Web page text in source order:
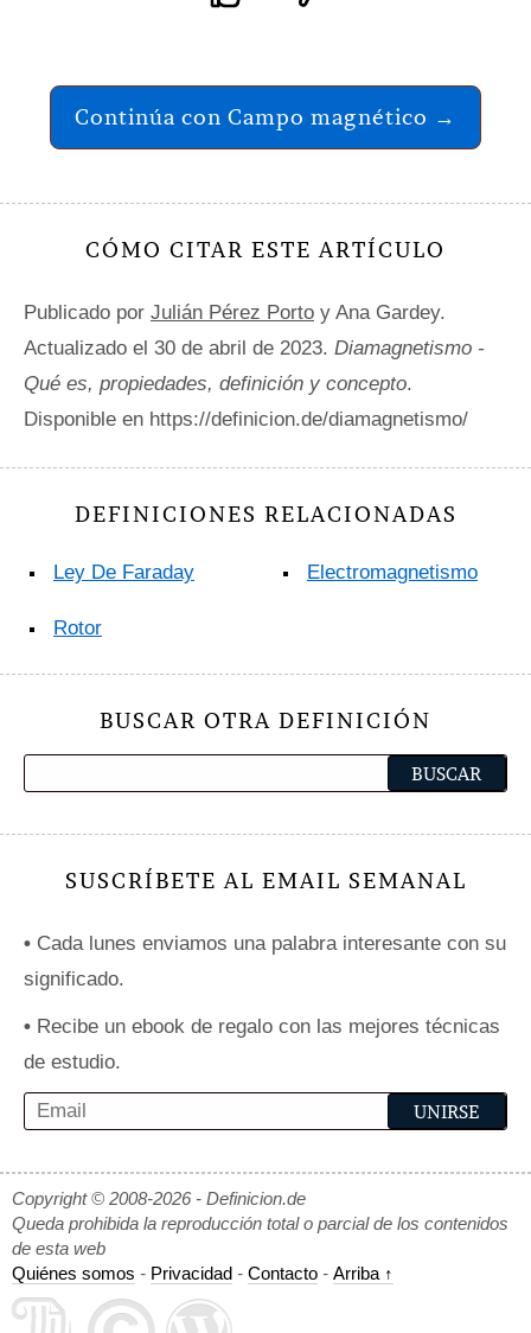
Continúa con Campo magnético →
CÓMO CITAR ESTE ARTÍCULO
Publicado por Julián Pérez Porto y Ana Gardey.
Actualizado el 30 de abril de 2023. Diamagnetismo -
Qué es, propiedades, definición y concepto.
Disponible en https://definicion.de/diamagnetismo/
DEFINICIONES RELACIONADAS
Ley De Faraday
Rotor
Electromagnetismo
BUSCAR OTRA DEFINICIÓN
SUSCRÍBETE AL EMAIL SEMANAL
• Cada lunes enviamos una palabra interesante con su
significado.
• Recibe un ebook de regalo con las mejores técnicas
de estudio.
Copyright © 2008-2026 - Definicion.de
Queda prohibida la reproducción total o parcial de los contenidos
de esta web
Quiénes somos - Privacidad - Contacto - Arriba ↑